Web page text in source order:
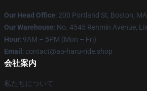
Our Head Office: 200 Portland St, Boston,
Our Warehouse: No. 4545 Renmin Avenue,
Hour: 9AM – 5PM (Mon – Fri)
Email : contact@ao-haru-ride.shop
会社案内
私たちについて